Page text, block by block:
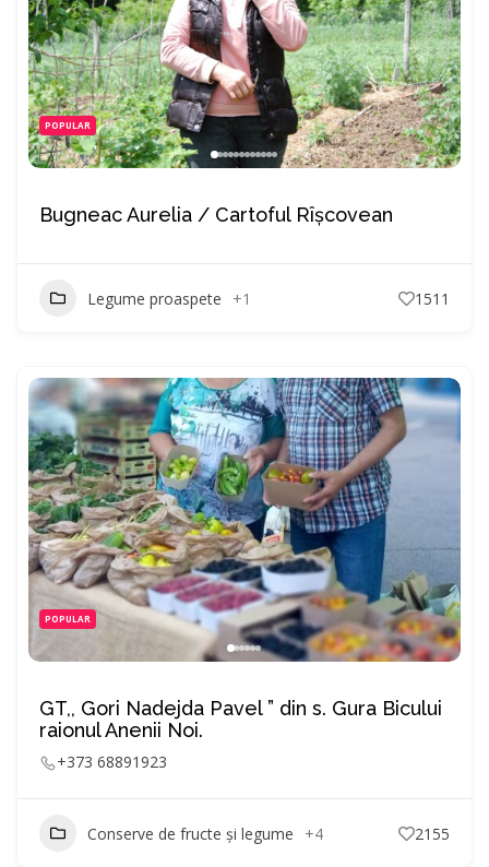
POPULAR
Bugneac Aurelia / Cartoful Rîșcovean
Legume proaspete +1 1511
POPULAR
GT,, Gori Nadejda Pavel ” din s. Gura Bicului
raionul Anenii Noi.
+373 68891923
Conserve de fructe și legume +4 2155